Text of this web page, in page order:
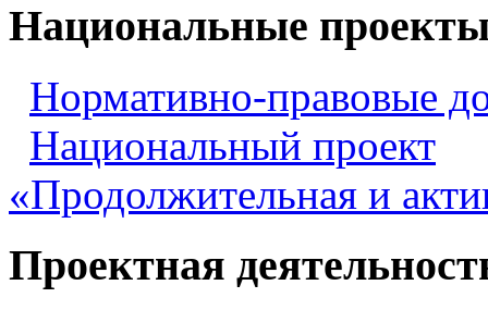
Национальные
Нормативно-правовые
Национальный проект
«Продолжительная и
Проектная